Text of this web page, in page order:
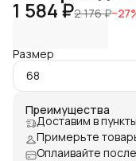
1 584 ₽2 176 ₽−27
Размер
68
Преимущества
Доставим в
Примерьте
Оплаивайте